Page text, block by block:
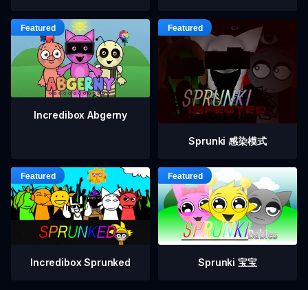
Incredibox Abgerny
Sprunki 感染模式
Incredibox Sprunked Sprunki 宝宝